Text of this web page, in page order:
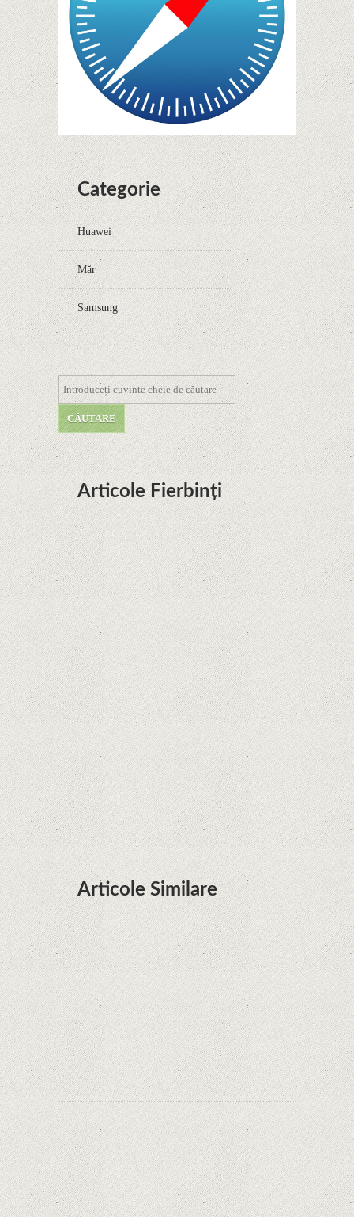
Categorie
Huawei
Măr
Samsung
Articole Fierbinți
Dota Anime venind la Netflix în această lună de
la Legenda Korra Studio Mir
Curtea Supremă reglementează în favoarea
Google în Oracle Java Fight
Zvon: aplicațiile Google nu se mai pot instala pe
terminalele Huawei cu procesoare Kirin
Huawei P50 primeşte o posibilă dată de lansare
şi e mai curând decât credeam; Are cameră
telephoto cu zoom optic variabil
Articole Similare